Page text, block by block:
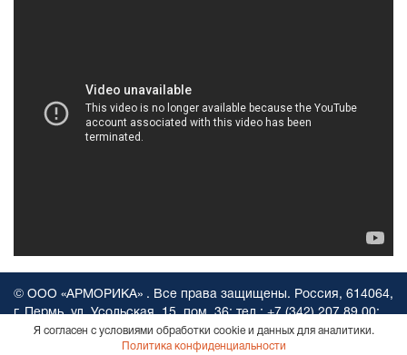
Я согласен с условиями обработки cookie и данных для аналитики.
Политика конфиденциальности
© ООО «АРМОРИКА» . Все права защищены. Россия, 614064,
г. Пермь, ул. Усольская, 15, пом. 36; тел.:+7 (342) 207 89 00;
e-mail:Info@armorika.ru Согласие на обработку персональных